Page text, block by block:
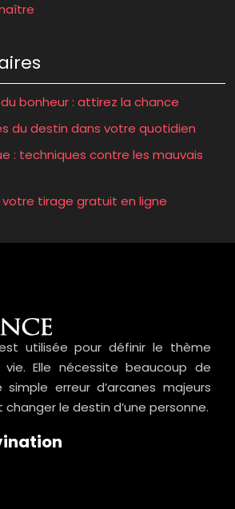
bonheur : attirez la chance
du destin dans votre quotidien
: techniques contre les mauvais
votre tirage gratuit en ligne
utilisée pour définir le thème
Elle nécessite beaucoup de
simple erreur d’arcanes majeurs
le destin d’une personne.